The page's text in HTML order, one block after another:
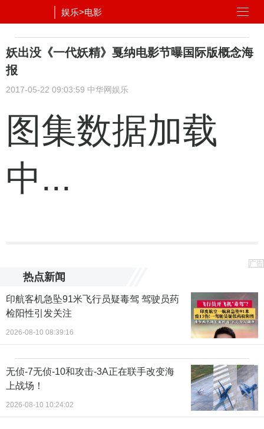
娱乐>电影
妖出没《一代妖精》戛纳电影节曝国际版概念海
报
2017-05-22 09:03:59 中华网娱乐
图集数据加载
中...
广告
热点新闻
印航客机急坠91米飞行员疑毒驾 驾驶员药
检阳性引发关注
2026-08-10 08:39:16
无侦-7无侦-10和攻击-3A正在联手改变海
上战场！
2026-08-10 10:24:02